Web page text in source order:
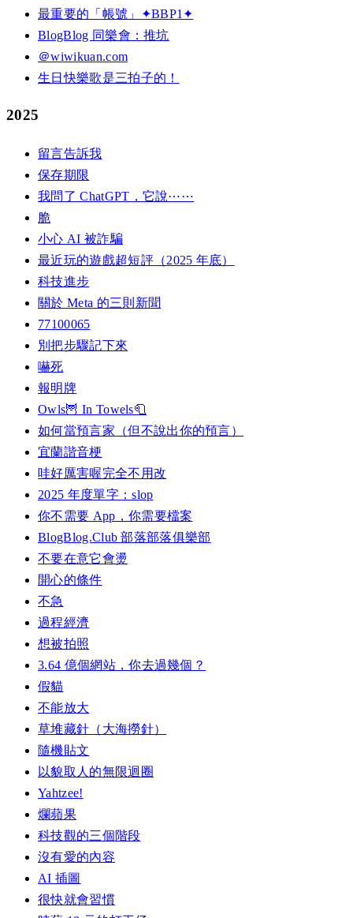
最重要的「帳號」✦BBP1✦
BlogBlog 同樂會：推坑
＠wiwikuan.com
生日快樂歌是三拍子的！
2025
留言告訴我
保存期限
我問了 ChatGPT，它說⋯⋯
脆
小心 AI 被詐騙
最近玩的遊戲超短評（2025 年底）
科技進步
關於 Meta 的三則新聞
77100065
別把步驟記下來
嚇死
報明牌
Owls🦉 In Towels🧻
如何當預言家（但不說出你的預言）
宜蘭諧音梗
哇好厲害喔完全不用改
2025 年度單字：slop
你不需要 App，你需要檔案
BlogBlog.Club 部落部落俱樂部
不要在意它會燙
開心的條件
不急
過程經濟
想被拍照
3.64 億個網站，你去過幾個？
假貓
不能放大
草堆藏針（大海撈針）
隨機貼文
以貌取人的無限迴圈
Yahtzee!
爛蘋果
科技觀的三個階段
沒有愛的內容
AI 插圖
很快就會習慣